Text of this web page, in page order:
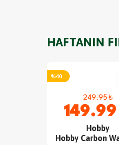
HAFTANIN
%40
249.95 ₺
Hobby
Hobby Carbon